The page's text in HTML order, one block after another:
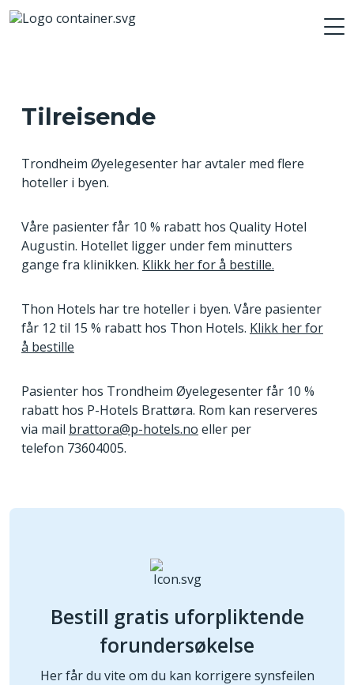
Tilreisende
Trondheim Øyelegesenter har avtaler med flere
hoteller i byen.
Våre pasienter får 10 % rabatt hos Quality Hotel
Augustin. Hotellet ligger under fem minutters
gange fra klinikken. Klikk her for å bestille.
Thon Hotels har tre hoteller i byen. Våre pasienter
får 12 til 15 % rabatt hos Thon Hotels. Klikk her for
å bestille
Pasienter hos Trondheim Øyelegesenter får 10 %
rabatt hos P-Hotels Brattøra. Rom kan reserveres
via mail brattora@p-hotels.no eller per
telefon 73604005.
Bestill gratis uforpliktende
forundersøkelse
Her får du vite om du kan korrigere synsfeilen